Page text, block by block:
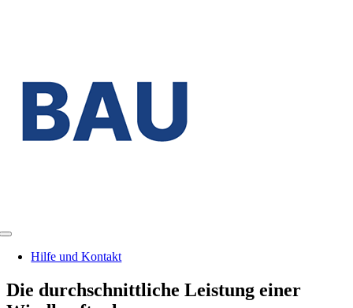
Toggle
NavigationHilfe und Kontakt
Die durchschnittliche Leistung einer